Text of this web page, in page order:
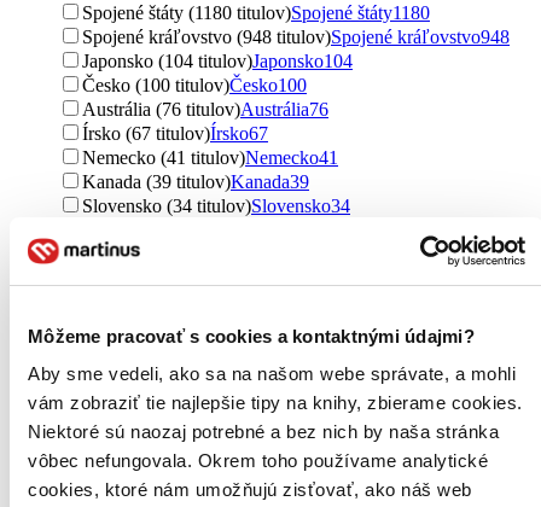
Môžeme pracovať s cookies a kontaktnými údajmi?
Aby sme vedeli, ako sa na našom webe správate, a mohli
vám zobraziť tie najlepšie tipy na knihy, zbierame cookies.
Niektoré sú naozaj potrebné a bez nich by naša stránka
vôbec nefungovala. Okrem toho používame analytické
cookies, ktoré nám umožňujú zisťovať, ako náš web
Spojené štáty (1180 titulov)Spojené štáty1180
Spojené kráľovstvo (948 titulov)Spojené kráľovstvo948
Japonsko (104 titulov)Japonsko104
Česko (100 titulov)Česko100
Austrália (76 titulov)Austrália76
Írsko (67 titulov)Írsko67
Nemecko (41 titulov)Nemecko41
Kanada (39 titulov)Kanada39
Slovensko (34 titulov)Slovensko34
Poľsko (23 titulov)
Nový Zéland (14 titulov)
Nový Zéland14
Malajzia (11 titulov)
Južná Kórea (10 titulov)Južná Kórea10
Kuvajt (9 titulov)Kuvajt9
Taliansko (8 titulov) Taliansko
Libanon (8 titulov)
severský (7 titulov)severský7
Nórsko (7 titulov)Nórsko7